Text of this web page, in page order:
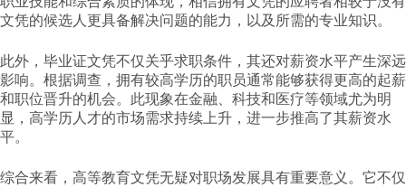
文凭的候选人更具备解决问题的能力，以及所需的专业知识。
此外，毕业证文凭不仅关乎求职条件，其还对薪资水平产生深远
影响。根据调查，拥有较高学历的职员通常能够获得更高的起薪
和职位晋升的机会。此现象在金融、科技和医疗等领域尤为明
显，高学历人才的市场需求持续上升，进一步推高了其薪资水
平。
综合来看，高等教育文凭无疑对职场发展具有重要意义。它不仅